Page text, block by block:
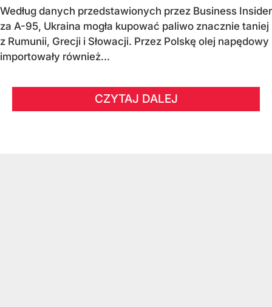
Według danych przedstawionych przez Business Insider
za A-95, Ukraina mogła kupować paliwo znacznie taniej
z Rumunii, Grecji i Słowacji. Przez Polskę olej napędowy
importowały również...
CZYTAJ DALEJ